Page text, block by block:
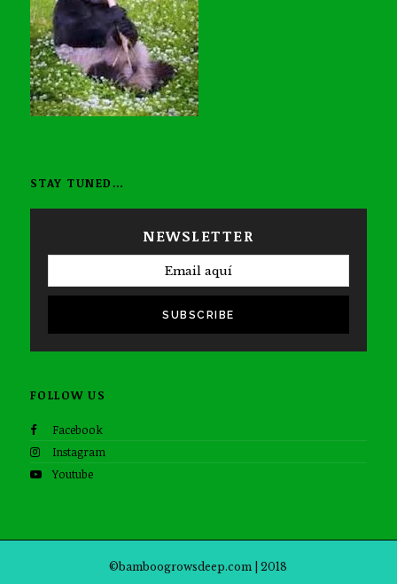
STAY TUNED…
NEWSLETTER
SUBSCRIBE
FOLLOW US
Facebook
Instagram
Youtube
©bamboogrowsdeep.com | 2018